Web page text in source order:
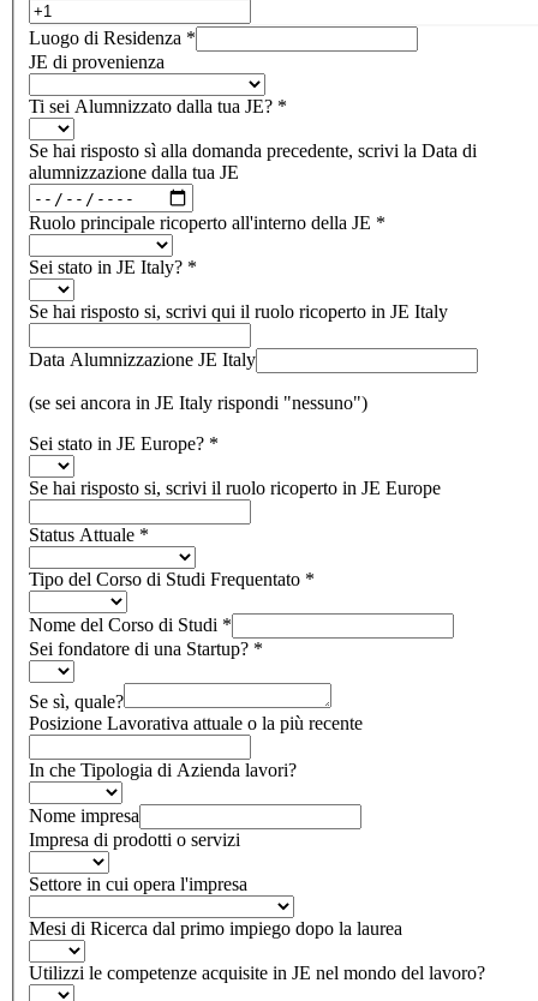
Luogo di Residenza *
JE di provenienza
Ti sei Alumnizzato dalla tua JE? *
Se hai risposto sì alla domanda precedente, scrivi la Data di
alumnizzazione dalla tua JE
Ruolo principale ricoperto all'interno della JE *
Sei stato in JE Italy? *
Se hai risposto si, scrivi qui il ruolo ricoperto in JE Italy
Data Alumnizzazione JE Italy
(se sei ancora in JE Italy rispondi "nessuno")
Sei stato in JE Europe? *
Se hai risposto si, scrivi il ruolo ricoperto in JE Europe
Status Attuale *
Tipo del Corso di Studi Frequentato *
Nome del Corso di Studi *
Sei fondatore di una Startup? *
Se sì, quale?
Posizione Lavorativa attuale o la più recente
In che Tipologia di Azienda lavori?
Nome impresa
Impresa di prodotti o servizi
Settore in cui opera l'impresa
Mesi di Ricerca dal primo impiego dopo la laurea
Utilizzi le competenze acquisite in JE nel mondo del lavoro?